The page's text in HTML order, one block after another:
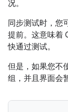
况。
同步测试时，您
提前。这意味着
快通过测试。
但是，如果您不
组，并且界面会